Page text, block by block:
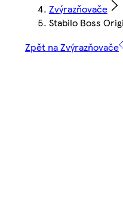
Zvýrazňovače
Stabilo Boss
Zpět na Zvýrazňovače